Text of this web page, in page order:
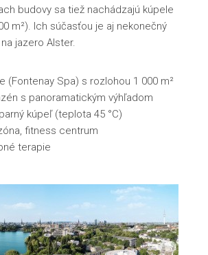
budovy sa tiež nachádzajú kúpele
m²). Ich súčasťou je aj nekonečný
jazero Alster.
(Fontenay Spa) s rozlohou 1 000 m²
s panoramatickým výhľadom
kúpeľ (teplota 45 °C)
fitness centrum
terapie